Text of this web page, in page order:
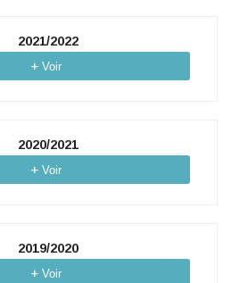
2021/2022
Voir
2020/2021
Voir
2019/2020
Voir